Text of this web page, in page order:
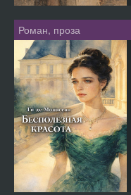
Роман, проза